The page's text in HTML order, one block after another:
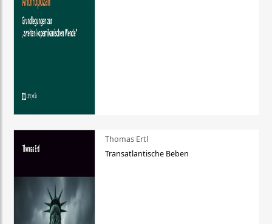
Thomas Ertl
Transatlantische Beben